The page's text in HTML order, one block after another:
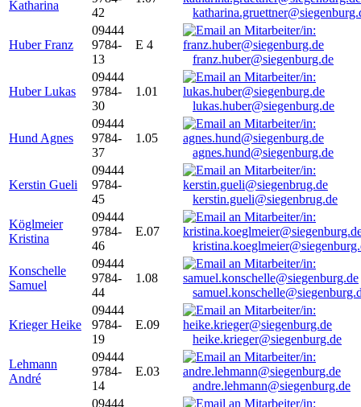
Katharina
42
Huber Franz
09444
9784-
13
E 4
franz.huber@siegenburg.de
Huber Lukas
09444
9784-
30
1.01
lukas.huber@siegenburg.de
Hund Agnes
09444
9784-
37
1.05
agnes.hund@siegenburg.de
Kerstin Gueli
09444
9784-
45
kerstin.gueli@siegenbrug.de
Köglmeier
Kristina
09444
9784-
46
E.07
Konschelle
Samuel
09444
9784-
44
1.08
Krieger Heike
09444
9784-
19
E.09
heike.krieger@siegenburg.de
Lehmann
André
09444
9784-
14
E.03
andre.lehmann@siegenburg.de
09444